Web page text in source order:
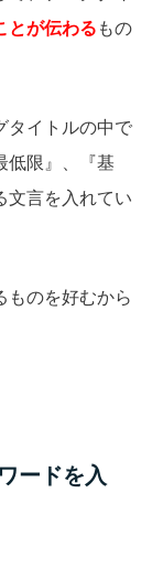
とが伝わる もの
タイトルの中で
低限』、『基
文言を入れてい
ものを好むから
ードを入